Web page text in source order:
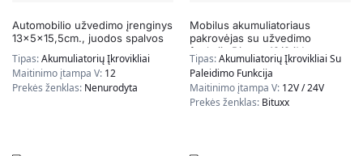
Automobilio užvedimo įrenginys
13x5x15,5cm., juodos spalvos
Tipas:Akumuliatorių Įkrovikliai
Maitinimo įtampa V: 12
Prekės ženklas: Nenurodyta
Mobilus akumuliatoriaus
pakrovėjas su užvedimo
funkcija Bituxx, 12/24V
Tipas:Akumuliatorių Įkrovikliai Su
Paleidimo Funkcija
Maitinimo įtampa V: 12V / 24V
Prekės ženklas: Bituxx